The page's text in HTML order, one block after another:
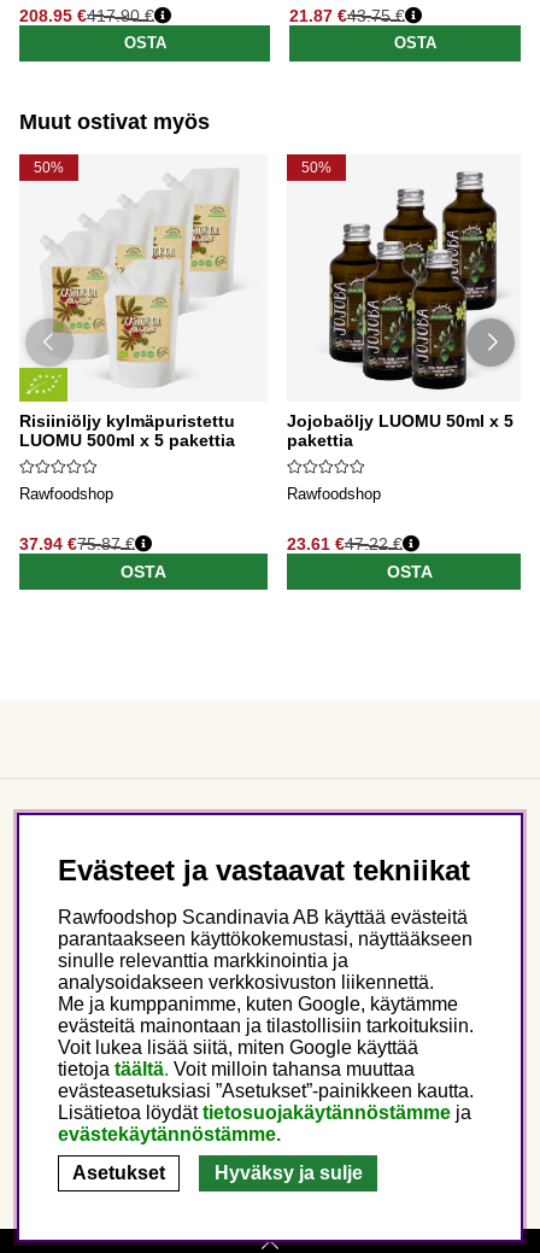
208.95 €
Normaali hinta
417.90 €
OSTA
21.87 €
Normaali hinta
43.75 €
OSTA
Muut ostivat myös
50%
Risiiniöljy kylmäpuristettu
LUOMU 500ml x 5 pakettia
Rawfoodshop
37.94 €75.87 €
OSTA
50%
Jojobaöljy LUOMU 50ml x 5
pakettia
Rawfoodshop
23.61 €47.22 €
OSTA
Seuraa meitä
Tämä on Rawfoodshop
Finland
Evästeet ja vastaavat tekniikat
Rawfoodshop Scandinavia AB käyttää evästeitä
parantaakseen käyttökokemustasi, näyttääkseen
sinulle relevanttia markkinointia ja
analysoidakseen verkkosivuston liikennettä.
Me ja kumppanimme, kuten Google, käytämme
evästeitä mainontaan ja tilastollisiin tarkoituksiin.
Voit lukea lisää siitä, miten Google käyttää
tietoja täältä. Voit milloin tahansa muuttaa
evästeasetuksiasi ”Asetukset”-painikkeen kautta.
Lisätietoa löydättietosuojakäytännöstämme ja
evästekäytännöstämme.
Asetukset
Hyväksy ja sulje